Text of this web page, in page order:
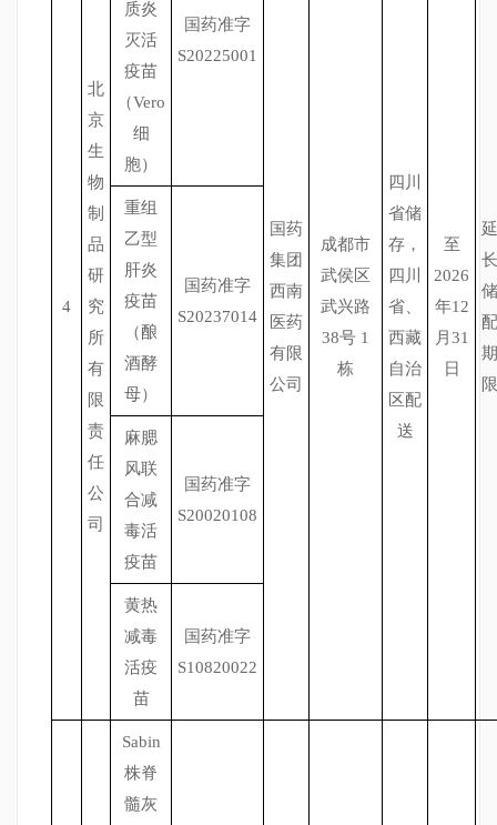
4
北
京
生
物
制
品
研
究
所
有
限
责
任
公
司
质炎
灭活
疫苗
（Vero
细
胞）
国药准字
S20225001
国药
集团
西南
医药
有限
公司
成都市
武侯区
武兴路
38号 1
栋
四川
省储
存，
四川
省、
西藏
自治
区配
送
至
2026
年12
月31
日
延
长
储
配
期
限
重组
乙型
肝炎
疫苗
（酿
酒酵
母）
国药准字
S20237014
麻腮
风联
合减
毒活
疫苗
国药准字
S20020108
黄热
减毒
活疫
苗
国药准字
S10820022
Sabin
株脊
髓灰